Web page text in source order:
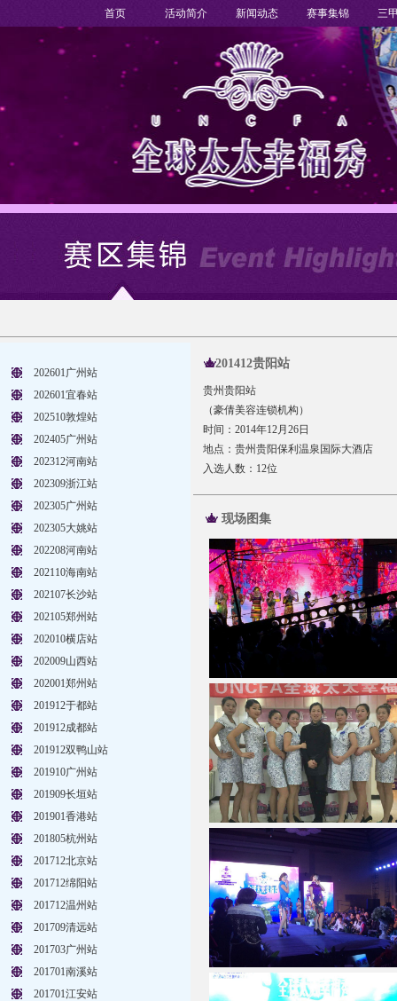
首页 活动简介 新闻动态 赛事集锦 三
202601广州站
202601宜春站
202510敦煌站
202405广州站
202312河南站
202309浙江站
202305广州站
202305大姚站
202208河南站
202110海南站
202107长沙站
202105郑州站
202010横店站
202009山西站
202001郑州站
201912于都站
201912成都站
201912双鸭山站
201910广州站
201909长垣站
201901香港站
201805杭州站
201712北京站
201712绵阳站
201712温州站
201709清远站
201703广州站
201701南溪站
201701江安站
201412贵阳站
贵州贵阳站
（豪倩美容连锁机构）
时间：2014年12月26日
地点：贵州贵阳保利温泉国际大酒店
入选人数：12位
现场图集